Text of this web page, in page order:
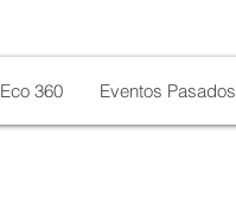
Eco 360 Eventos Pasados